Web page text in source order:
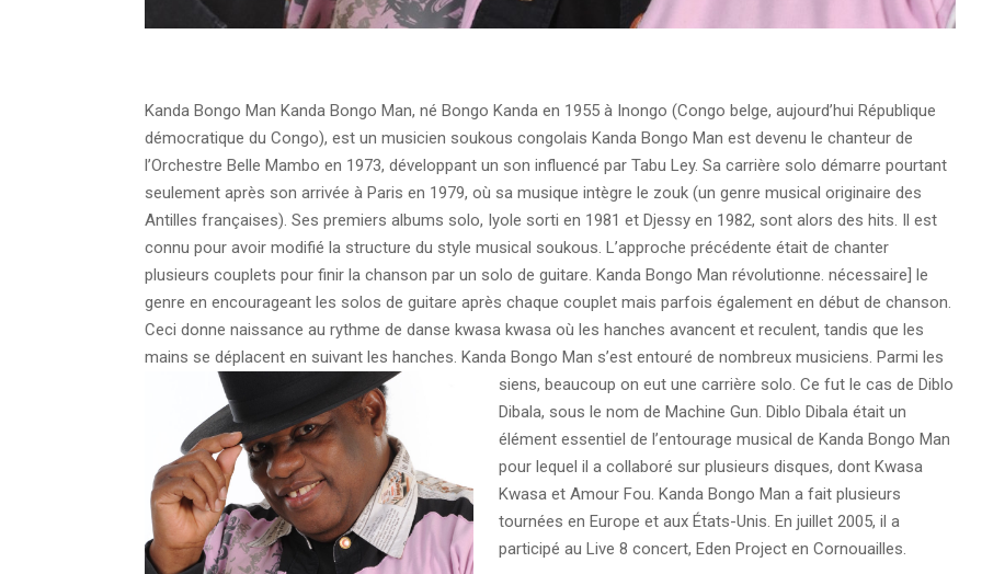
Kanda Bongo Man Kanda Bongo Man, né Bongo Kanda en 1955 à Inongo (Congo belge, aujourd’hui République
démocratique du Congo), est un musicien soukous congolais Kanda Bongo Man est devenu le chanteur de
l’Orchestre Belle Mambo en 1973, développant un son influencé par Tabu Ley. Sa carrière solo démarre pourtant
seulement après son arrivée à Paris en 1979, où sa musique intègre le zouk (un genre musical originaire des
Antilles françaises). Ses premiers albums solo, Iyole sorti en 1981 et Djessy en 1982, sont alors des hits. Il est
connu pour avoir modifié la structure du style musical soukous. L’approche précédente était de chanter
plusieurs couplets pour finir la chanson par un solo de guitare. Kanda Bongo Man révolutionne. nécessaire] le
genre en encourageant les solos de guitare après chaque couplet mais parfois également en début de chanson.
Ceci donne naissance au rythme de danse kwasa kwasa où les hanches avancent et reculent, tandis que les
mains se déplacent en suivant les hanches. Kanda Bongo Man s’est entouré de nombreux musiciens. Parmi les
siens, beaucoup on eut une carrière solo. Ce fut le cas de Diblo
Dibala, sous le nom de Machine Gun. Diblo Dibala était un
élément essentiel de l’entourage musical de Kanda Bongo Man
pour lequel il a collaboré sur plusieurs disques, dont Kwasa
Kwasa et Amour Fou. Kanda Bongo Man a fait plusieurs
tournées en Europe et aux États-Unis. En juillet 2005, il a
participé au Live 8 concert, Eden Project en Cornouailles.